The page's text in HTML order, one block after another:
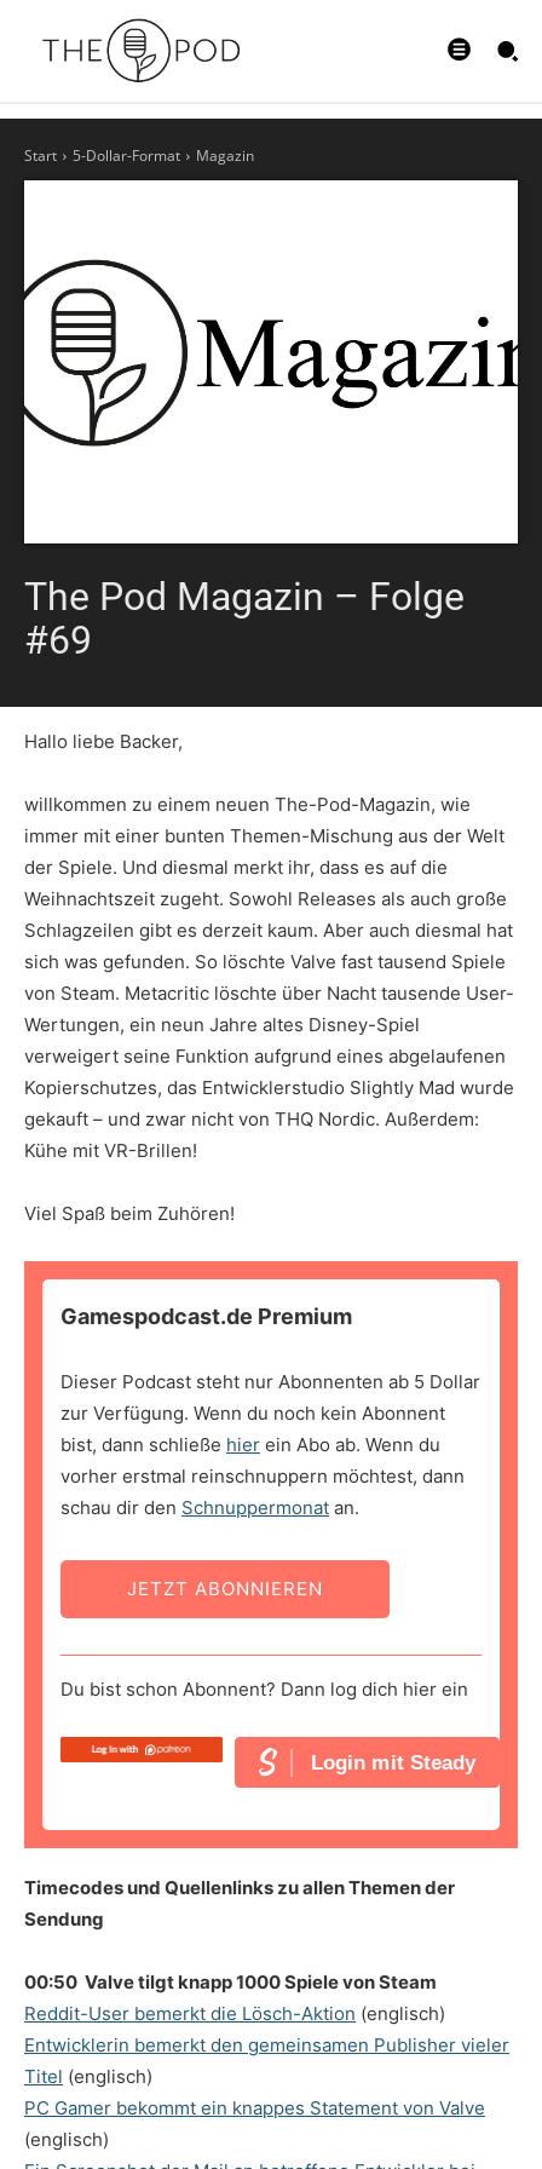
Start 5-Dollar-Format Magazin
The Pod Magazin – Folge
#69
Hallo liebe Backer,
willkommen zu einem neuen The-Pod-Magazin, wie
immer mit einer bunten Themen-Mischung aus der Welt
der Spiele. Und diesmal merkt ihr, dass es auf die
Weihnachtszeit zugeht. Sowohl Releases als auch große
Schlagzeilen gibt es derzeit kaum. Aber auch diesmal hat
sich was gefunden. So löschte Valve fast tausend Spiele
von Steam. Metacritic löschte über Nacht tausende User-
Wertungen, ein neun Jahre altes Disney-Spiel
verweigert seine Funktion aufgrund eines abgelaufenen
Kopierschutzes, das Entwicklerstudio Slightly Mad wurde
gekauft – und zwar nicht von THQ Nordic. Außerdem:
Kühe mit VR-Brillen!
Viel Spaß beim Zuhören!
Gamespodcast.de Premium
Dieser Podcast steht nur Abonnenten ab 5 Dollar
zur Verfügung. Wenn du noch kein Abonnent
bist, dann schließe hier ein Abo ab. Wenn du
vorher erstmal reinschnuppern möchtest, dann
schau dir den Schnuppermonat an.
JETZT ABONNIEREN
Du bist schon Abonnent? Dann log dich hier ein
Login mit Steady
Timecodes und Quellenlinks zu allen Themen der
Sendung
00:50 Valve tilgt knapp 1000 Spiele von Steam
Reddit-User bemerkt die Lösch-Aktion (englisch)
Entwicklerin bemerkt den gemeinsamen Publisher vieler
Titel (englisch)
PC Gamer bekommt ein knappes Statement von Valve
(englisch)